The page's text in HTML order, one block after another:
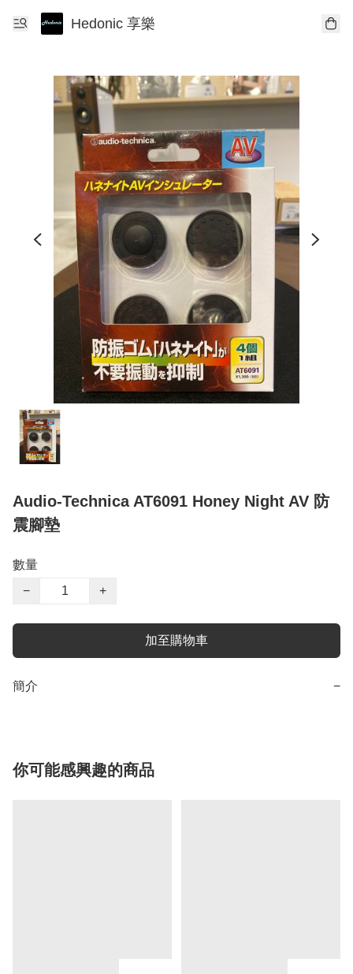
Hedonic 享樂
Audio-Technica AT6091 Honey Night AV 防
震腳墊
數量
−
+
加至購物車
簡介 −
你可能感興趣的商品